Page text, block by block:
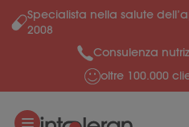
Salta al contenuto
Specialista nella salute
2008
Consulenza
oltre 100.000